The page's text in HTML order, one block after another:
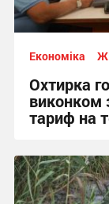
Економіка
Охтирка
виконком
тариф на
18:57,